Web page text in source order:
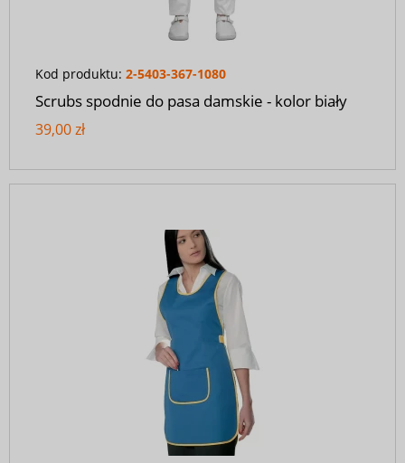
Kod produktu: 2-5403-367-1080
Scrubs spodnie do pasa damskie - kolor biały
39,00 zł